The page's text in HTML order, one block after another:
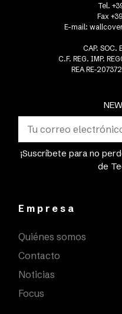
¡Suscríbete para no
de
Tel.
Fax
E-mail:
CAP. SOC.
C.F. REG. IMP.
REA RE-
Empresa
Quiénes somos
Contacto
Noticias
Focus